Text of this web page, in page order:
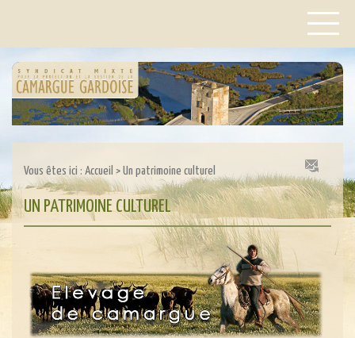
Vous êtes ici : Accueil > Un patrimoine culturel
UN PATRIMOINE CULTUREL